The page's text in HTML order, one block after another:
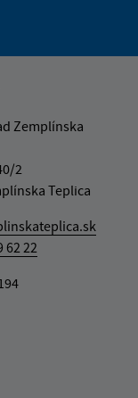
Zemplínska
2
Teplica
62 22